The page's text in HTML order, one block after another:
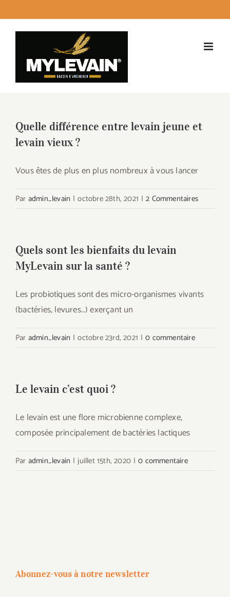
au
Quelle différence entre levain jeune et
levain vieux ?
Vous êtes de plus en plus nombreux à vous lancer
Par admin_levain | octobre 28th, 2021 | 2 Commentaires
Quels sont les bienfaits du levain
MyLevain sur la santé ?
Les probiotiques sont des micro-organismes vivants
(bactéries, levures…) exerçant un
Par admin_levain | octobre 23rd, 2021 | 0 commentaire
Le levain c’est quoi ?
Le levain est une flore microbienne complexe,
composée principalement de bactéries lactiques
Par admin_levain | juillet 15th, 2020 | 0 commentaire
Abonnez-vous à notre newsletter